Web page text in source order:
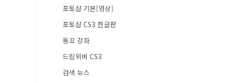
포토샵 기본[영상]
포토샵 CS3 한글판
동꼬 강좌
드림위버 CS3
검색 뉴스